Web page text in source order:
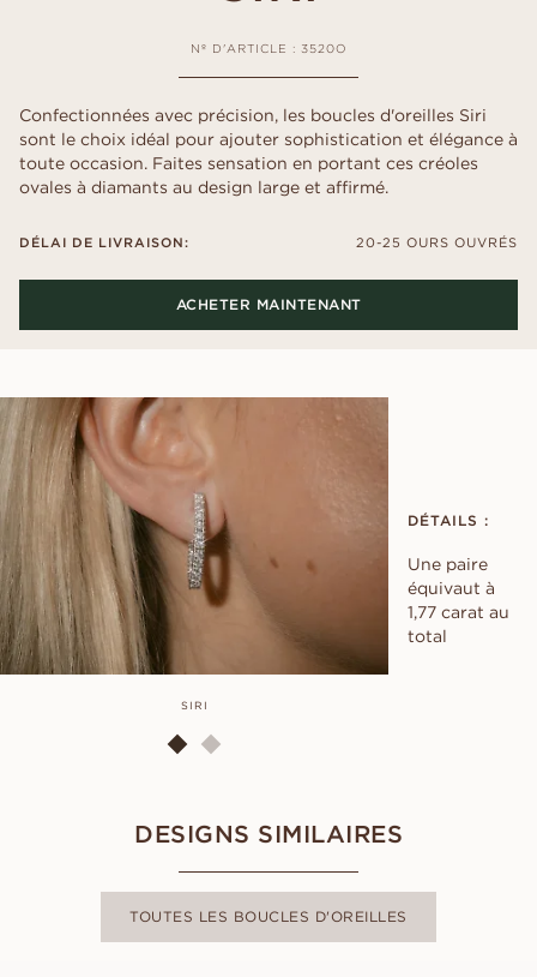
Nº D'ARTICLE : 3520O
Confectionnées avec précision, les boucles d'oreilles Siri
sont le choix idéal pour ajouter sophistication et élégance à
toute occasion. Faites sensation en portant ces créoles
ovales à diamants au design large et affirmé.
DÉLAI DE LIVRAISON: 20-25 OURS OUVRÉS
ACHETER MAINTENANT
SIRI
DÉTAILS :
Une paire
équivaut à
1,77 carat au
total
DESIGNS SIMILAIRES
TOUTES LES BOUCLES D'OREILLES